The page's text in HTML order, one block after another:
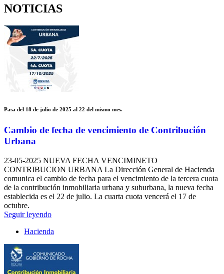
NOTICIAS
Pasa del 18 de julio de 2025 al 22 del mismo mes.
Cambio de fecha de vencimiento de Contribución
Urbana
23-05-2025 NUEVA FECHA VENCIMINETO
CONTRIBUCION URBANA La Dirección General de Hacienda
comunica el cambio de fecha para el vencimiento de la tercera cuota
de la contribución inmobiliaria urbana y suburbana, la nueva fecha
establecida es el 22 de julio. La cuarta cuota vencerá el 17 de
octubre.
Seguir leyendo
Hacienda